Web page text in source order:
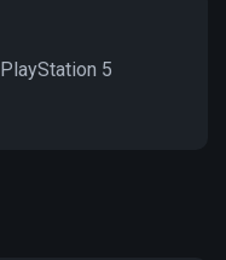
PlayStation 5